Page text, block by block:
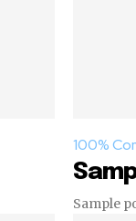
100%
Sample